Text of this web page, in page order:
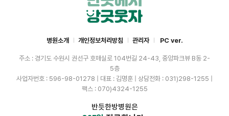
병원소개 개인정보처리방침 관리자 PC ver.
주소 : 경기도 수원시 권선구 호매실로 104번길 24-43, 중앙파크뷰 B동 2-
5층
사업자번호 : 596-98-01278 | 대표 : 김명훈 | 상담전화 : 031)298-1255 |
팩스 : 070)4324-1255
반듯한방병원은